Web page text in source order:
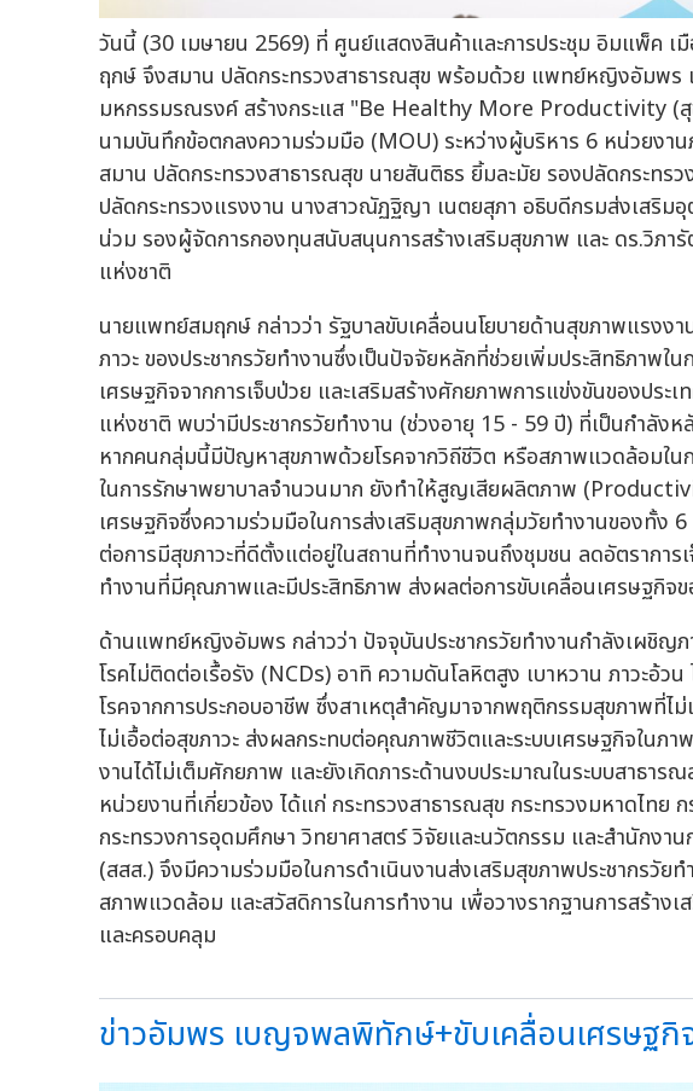
วันนี้ (30 เมษายน 2569) ที่ ศูนย์แสดงสินค้าและการประชุม อิมแพ็ค
ฤกษ์ จึงสมาน ปลัดกระทรวงสาธารณสุข พร้อมด้วย แพทย์หญิงอัมพ
มหกรรมรณรงค์ สร้างกระแส "Be Healthy More Productivity (
นามบันทึกข้อตกลงความร่วมมือ (MOU) ระหว่างผู้บริหาร 6 หน่วยงา
สมาน ปลัดกระทรวงสาธารณสุข นายสันติธร ยิ้มละมัย รองปลัดกระท
ปลัดกระทรวงแรงงาน นางสาวณัฏฐิญา เนตยสุภา อธิบดีกรมส่งเสริม
น่วม รองผู้จัดการกองทุนสนับสนุนการสร้างเสริมสุขภาพ และ ดร.วิภา
แห่งชาติ
นายแพทย์สมฤกษ์ กล่าวว่า รัฐบาลขับเคลื่อนนโยบายด้านสุขภาพแรงง
ภาวะ ของประชากรวัยทำงานซึ่งเป็นปัจจัยหลักที่ช่วยเพิ่มประสิทธิภาพ
เศรษฐกิจจากการเจ็บป่วย และเสริมสร้างศักยภาพการแข่งขันของประ
แห่งชาติ พบว่ามีประชากรวัยทำงาน (ช่วงอายุ 15 - 59 ปี) ที่เป็นกำลัง
หากคนกลุ่มนี้มีปัญหาสุขภาพด้วยโรคจากวิถีชีวิต หรือสภาพแวดล้อมในก
ในการรักษาพยาบาลจำนวนมาก ยังทำให้สูญเสียผลิตภาพ
เศรษฐกิจซึ่งความร่วมมือในการส่งเสริมสุขภาพกลุ่มวัยทำงานของทั้ง
ต่อการมีสุขภาวะที่ดีตั้งแต่อยู่ในสถานที่ทำงานจนถึงชุมชน ลดอัตราการ
ทำงานที่มีคุณภาพและมีประสิทธิภาพ ส่งผลต่อการขับเคลื่อนเศรษฐกิจ
ด้านแพทย์หญิงอัมพร กล่าวว่า ปัจจุบันประชากรวัยทำงานกำลังเผชิญภ
โรคไม่ติดต่อเรื้อรัง (NCDs) อาทิ ความดันโลหิตสูง เบาหวาน ภาวะอ้
โรคจากการประกอบอาชีพ ซึ่งสาเหตุสำคัญมาจากพฤติกรรมสุขภาพที่ไ
ไม่เอื้อต่อสุขภาวะ ส่งผลกระทบต่อคุณภาพชีวิตและระบบเศรษฐกิจในภ
งานได้ไม่เต็มศักยภาพ และยังเกิดภาระด้านงบประมาณในระบบสาธารณ
หน่วยงานที่เกี่ยวข้อง ได้แก่ กระทรวงสาธารณสุข กระทรวงมหาดไทย
กระทรวงการอุดมศึกษา วิทยาศาสตร์ วิจัยและนวัตกรรม และสำนักงา
(สสส.) จึงมีความร่วมมือในการดำเนินงานส่งเสริมสุขภาพประชากรวั
สภาพแวดล้อม และสวัสดิการในการทำงาน เพื่อวางรากฐานการสร้างเ
และครอบคลุม
ข่าวอัมพร เบญจพลพิทักษ์+ขับเคลื่อนเศรษฐกิ